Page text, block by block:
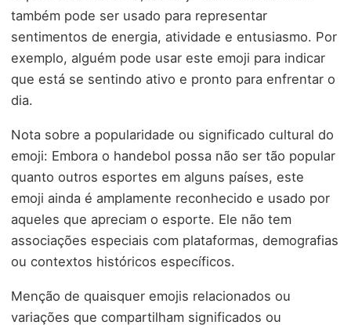
também pode ser usado para representar
sentimentos de energia, atividade e entusiasmo. Por
exemplo, alguém pode usar este emoji para indicar
que está se sentindo ativo e pronto para enfrentar o
dia.
Nota sobre a popularidade ou significado cultural do
emoji: Embora o handebol possa não ser tão popular
quanto outros esportes em alguns países, este
emoji ainda é amplamente reconhecido e usado por
aqueles que apreciam o esporte. Ele não tem
associações especiais com plataformas, demografias
ou contextos históricos específicos.
Menção de quaisquer emojis relacionados ou
variações que compartilham significados ou